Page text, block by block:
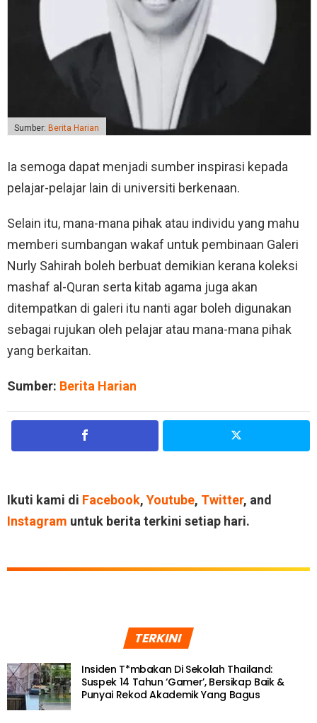
Sumber: Berita Harian
Ia semoga dapat menjadi sumber inspirasi kepada
pelajar-pelajar lain di universiti berkenaan.
Selain itu, mana-mana pihak atau individu yang mahu
memberi sumbangan wakaf untuk pembinaan Galeri
Nurly Sahirah boleh berbuat demikian kerana koleksi
mashaf al-Quran serta kitab agama juga akan
ditempatkan di galeri itu nanti agar boleh digunakan
sebagai rujukan oleh pelajar atau mana-mana pihak
yang berkaitan.
Sumber: Berita Harian
Ikuti kami di Facebook, Youtube, Twitter, and
Instagram untuk berita terkini setiap hari.
TERKINI
Insiden T*mbakan Di Sekolah Thailand:
Suspek 14 Tahun ‘Gamer’, Bersikap Baik &
Punyai Rekod Akademik Yang Bagus